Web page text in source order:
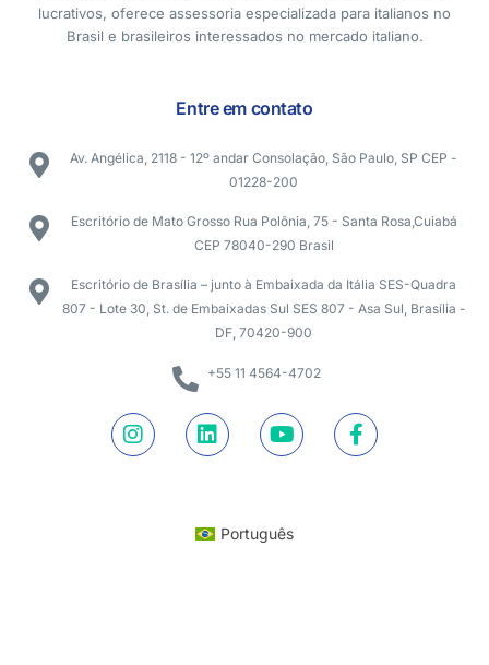
lucrativos, oferece assessoria especializada para italianos no
Brasil e brasileiros interessados no mercado italiano.
Entre em contato
Av. Angélica, 2118 - 12º andar Consolação, São Paulo, SP CEP -
01228-200
Escritório de Mato Grosso Rua Polônia, 75 - Santa Rosa,Cuiabá
CEP 78040-290 Brasil
Escritório de Brasília – junto à Embaixada da Itália SES-Quadra
807 - Lote 30, St. de Embaixadas Sul SES 807 - Asa Sul, Brasília -
DF, 70420-900
+55 11 4564-4702
Português